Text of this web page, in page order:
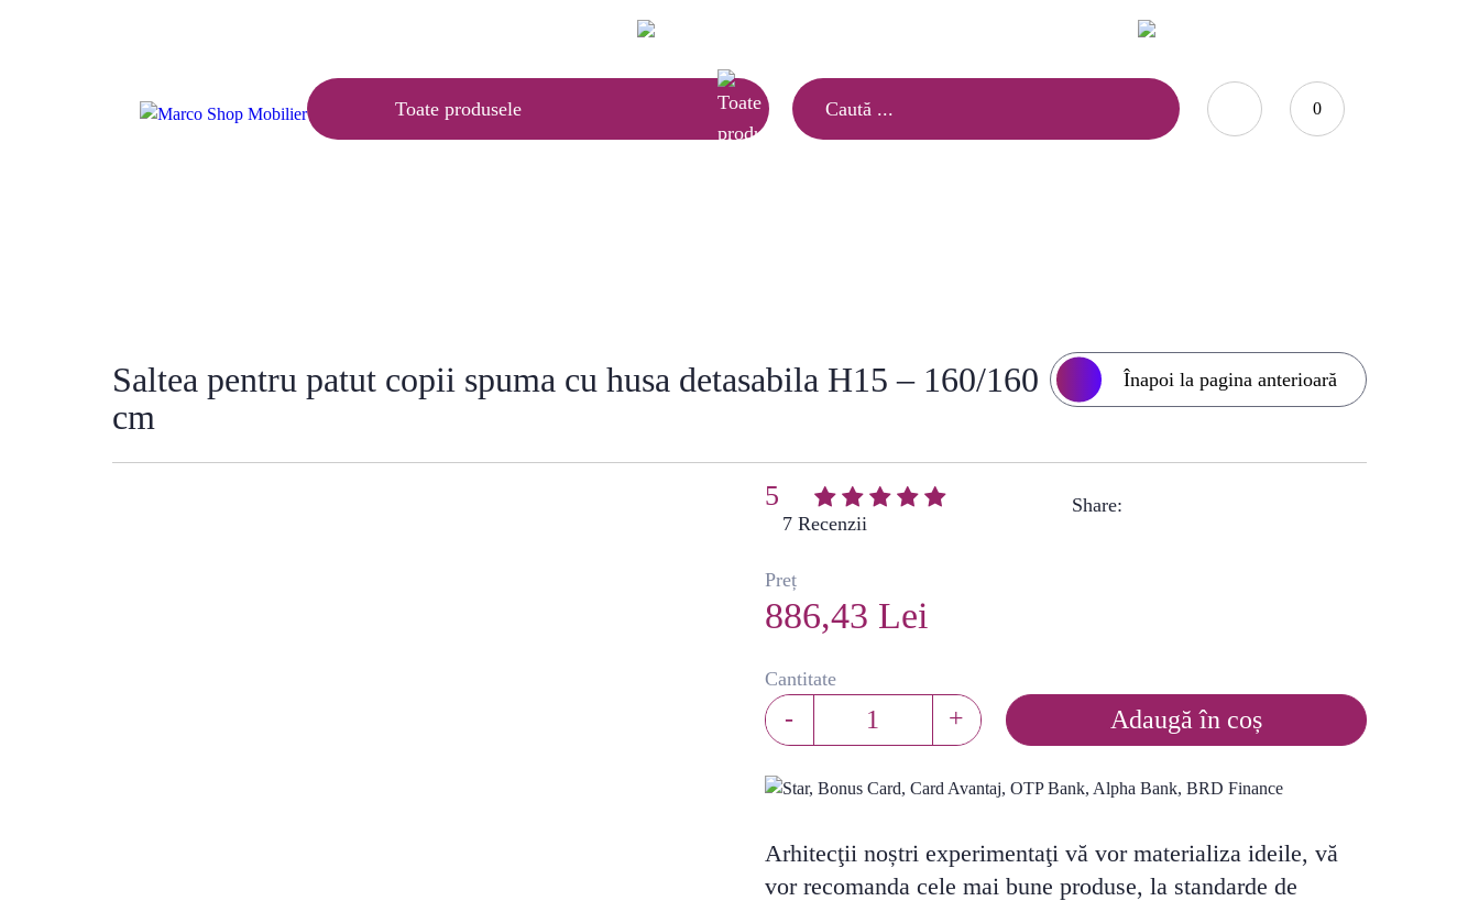
Toate produsele 0
Înapoi la pagina anterioară
Saltea pentru patut copii spuma cu husa detasabila H15 – 160/160
cm
5
7 )
Share:
Preț
886,43 Lei
Cantitate
+
- Adaugă în coș
Arhitecţii noștri experimentaţi vă vor materializa ideile, vă
vor recomanda cele mai bune produse, la standarde de